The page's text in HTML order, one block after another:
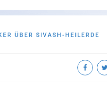
ÜBER SIVASH-HEILERDE